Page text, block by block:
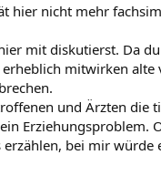
hier nicht mehr
mit diskutierst. Da
mitwirken
und Ärzten die
Erziehungsproblem.
bei mir